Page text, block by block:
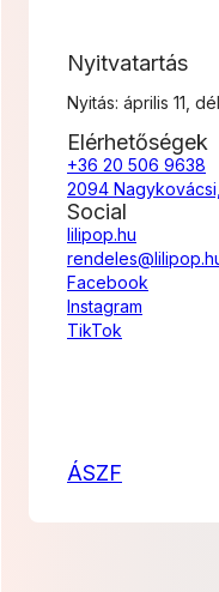
Nyitvatartás
Nyitás: április 11,
Elérhetőségek
+36 20 506 9638
2094
Social
lilipop.hu
Facebook
Instagram
TikTok
ÁSZF